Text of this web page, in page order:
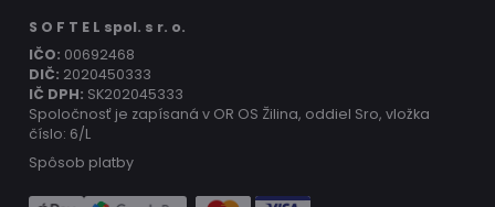
S O F T E L spol. s r. o.
IČO: 00692468
DIČ: 2020450333
IČ DPH: SK202045333
Spoločnosť je zapísaná v OR OS Žilina, oddiel Sro, vložka
číslo: 6/L
Spôsob platby